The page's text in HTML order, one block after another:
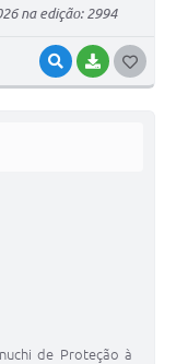
VISUALIZAR
BAIXAR
na edição: 2994
de Proteção à